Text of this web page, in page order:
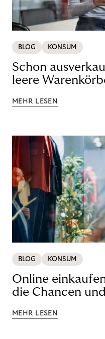
BLOG KONSUM
Schon
leere
MEHR LESEN
BLOG KONSUM
Online
die Chancen
MEHR LESEN